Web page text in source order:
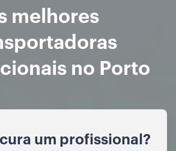
melhores
no Porto
um profissional?